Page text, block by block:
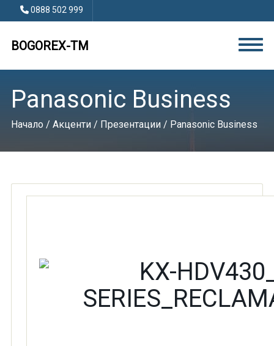
0888 502 999
BOGOREX-TM
Panasonic Business
Начало/ Акценти/ Презентации/ Panasonic Business